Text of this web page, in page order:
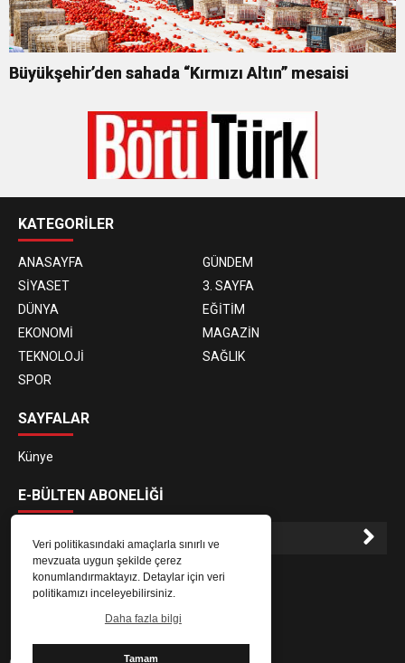
Veri politikasındaki amaçlarla sınırlı ve
mevzuata uygun şekilde çerez
konumlandırmaktayız. Detaylar için veri
politikamızı inceleyebilirsiniz.
Daha fazla bilgi
Tamam
Büyükşehir’den sahada “Kırmızı Altın” mesaisi
KATEGORİLER
ANASAYFA
GÜNDEM
SİYASET
3. SAYFA
DÜNYA
EĞİTİM
EKONOMİ
MAGAZİN
TEKNOLOJİ
SAĞLIK
SPOR
SAYFALAR
Künye
E-BÜLTEN ABONELİĞİ
E-Bülten aboneliği ile haberlere daha hızlı erişin.